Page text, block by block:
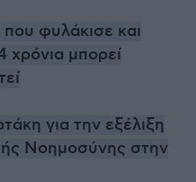
φυλάκισε και
χρόνια μπορεί
για την εξέλιξη
Νοημοσύνης στην